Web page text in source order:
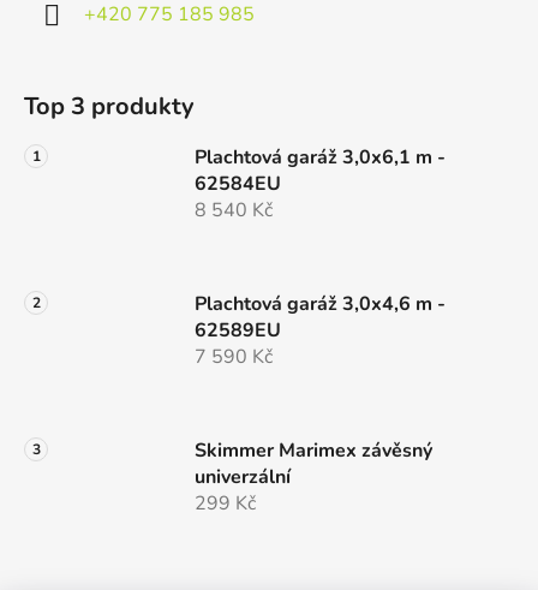
+420 775 185 985
Top 3 produkty
Plachtová garáž 3,0x6,1 m -
62584EU
8 540 Kč
Plachtová garáž 3,0x4,6 m -
62589EU
7 590 Kč
Skimmer Marimex závěsný
univerzální
299 Kč